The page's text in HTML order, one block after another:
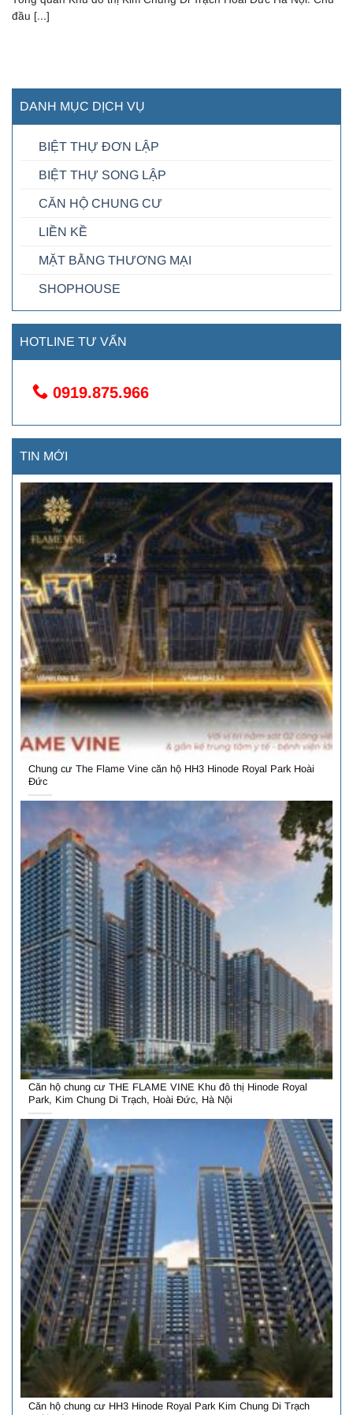
đầu [...]
DANH MỤC DỊCH VỤ
BIỆT THỰ ĐƠN LẬP
BIỆT THỰ SONG LẬP
CĂN HỘ CHUNG CƯ
LIỀN KỀ
MẶT BẰNG THƯƠNG MẠI
SHOPHOUSE
HOTLINE TƯ VẤN
0919.875.966
TIN MỚI
Chung cư The Flame Vine căn hộ HH3 Hinode Royal Park Hoài
Đức
Căn hộ chung cư THE FLAME VINE Khu đô thị Hinode Royal
Park, Kim Chung Di Trạch, Hoài Đức, Hà Nội
Căn hộ chung cư HH3 Hinode Royal Park Kim Chung Di Trạch